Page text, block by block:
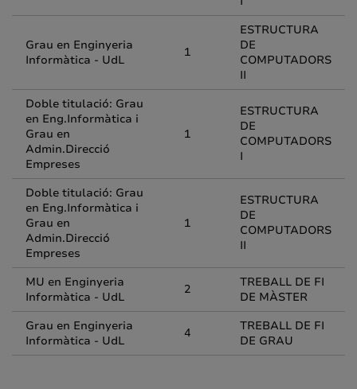
Grau en Enginyeria
Informàtica - UdL
1
ESTRUCTURA
DE
COMPUTADORS
II
Doble titulació: Grau
en Eng.Informàtica i
Grau en
Admin.Direcció
Empreses
1
ESTRUCTURA
DE
COMPUTADORS
I
Doble titulació: Grau
en Eng.Informàtica i
Grau en
Admin.Direcció
Empreses
1
ESTRUCTURA
DE
COMPUTADORS
II
MU en Enginyeria
Informàtica - UdL
2
TREBALL DE FI
DE MÀSTER
Grau en Enginyeria
Informàtica - UdL
4
TREBALL DE FI
DE GRAU